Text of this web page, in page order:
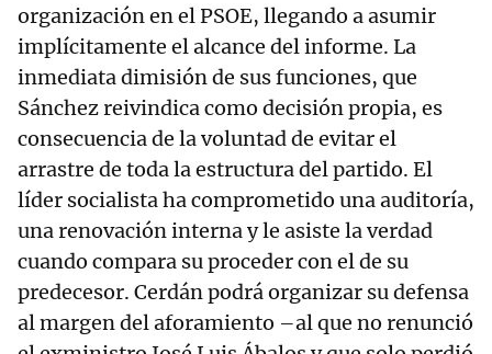
organización en el PSOE, llegando a asumir
implícitamente el alcance del informe. La
inmediata dimisión de sus funciones, que
Sánchez reivindica como decisión propia, es
consecuencia de la voluntad de evitar el
arrastre de toda la estructura del partido. El
líder socialista ha comprometido una auditoría,
una renovación interna y le asiste la verdad
cuando compara su proceder con el de su
predecesor. Cerdán podrá organizar su defensa
al margen del aforamiento –al que no renunció